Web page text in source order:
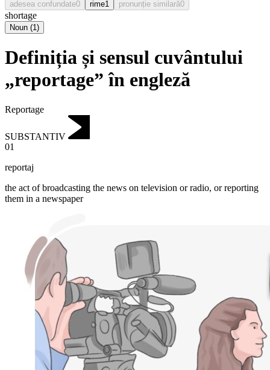
adesea confundate0 rime1 pronunție similară0
shortage
Noun (1)
Definiția și sensul cuvântului
„reportage” în engleză
Reportage
SUBSTANTIV
01
reportaj
the act of broadcasting the news on television or radio, or reporting
them in a newspaper